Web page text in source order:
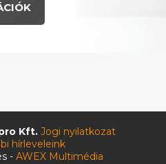
Kft. Jogi nyilatkozat
hírleveleink
- AWEX Multimédia